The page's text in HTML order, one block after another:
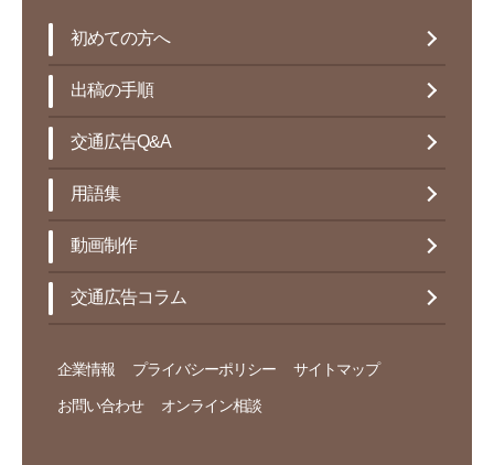
初めての方へ
出稿の手順
交通広告Q&A
用語集
動画制作
交通広告コラム
企業情報 プライバシーポリシー サイトマップ
お問い合わせ オンライン相談